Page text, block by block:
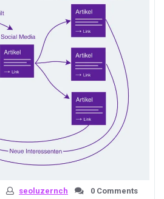
seoluzernch 0 Comments